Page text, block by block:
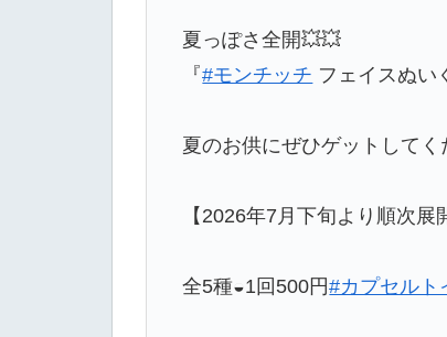
夏っぽさ全開💥💥
『#モンチッチ フェイスぬい
夏のお供にぜひゲットして
【2026年7月下旬より順次展
全5種◒1回500円#カプセルト